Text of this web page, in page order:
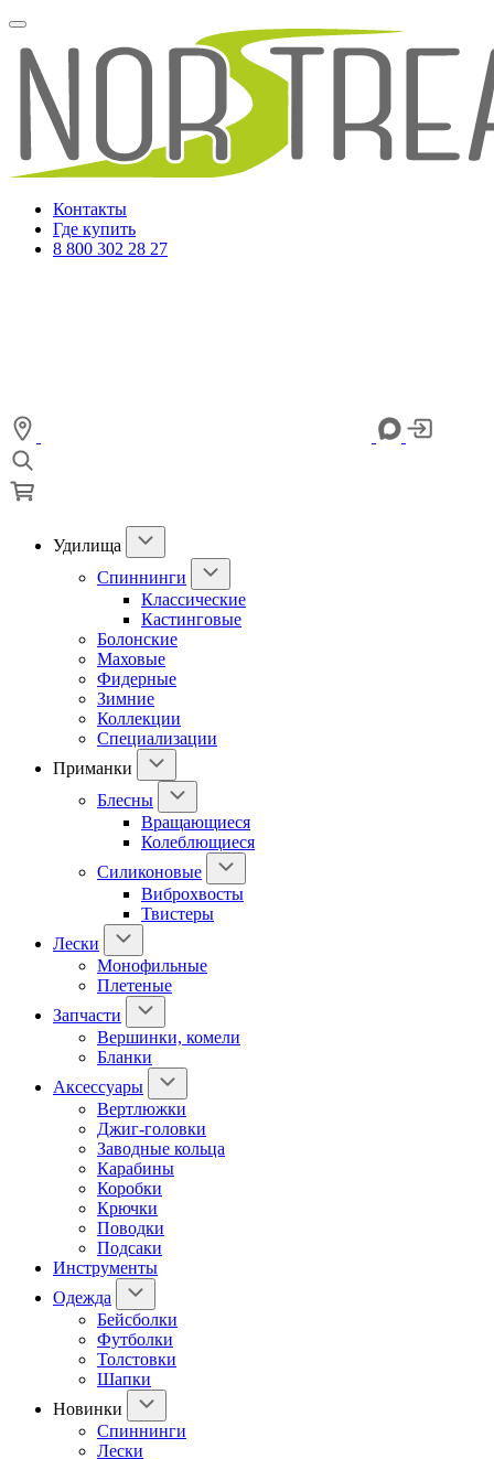
Контакты
Где купить
8 800 302 28 27
Удилища
Спиннинги
Классические
Кастинговые
Болонские
Маховые
Фидерные
Зимние
Коллекции
Специализации
Приманки
Блесны
Вращающиеся
Колеблющиеся
Силиконовые
Виброхвосты
Твистеры
Лески
Монофильные
Плетеные
Запчасти
Вершинки, комели
Бланки
Аксессуары
Вертлюжки
Джиг-головки
Заводные кольца
Карабины
Коробки
Крючки
Поводки
Подсаки
Инструменты
Одежда
Бейсболки
Футболки
Толстовки
Шапки
Новинки
Спиннинги
Лески